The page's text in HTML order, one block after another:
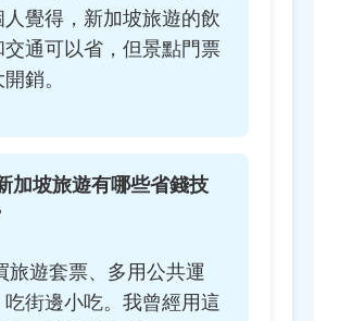
人覺得，新加坡旅遊的飲
交通可以省，但景點門票
銷。
加坡旅遊有哪些省錢技
旅遊套票、多用公共運
吃街邊小吃。我曾經用這